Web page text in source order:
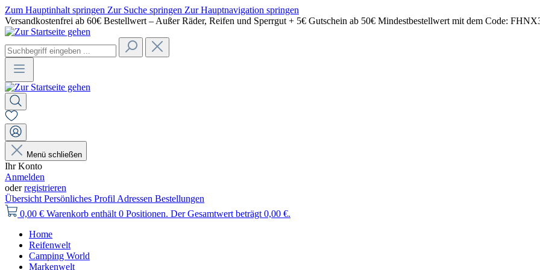
Zum Hauptinhalt springen Zur Suche springen Zur Hauptnavigation springen
Versandkostenfrei ab 60€ Bestellwert – Außer Räder, Reifen und Sperrgut + 5€ Gutschein ab 50€ Mindestbestellwert mit dem Code:
Menü schließen
Ihr Konto
Anmelden
oderregistrieren
Übersicht Persönliches Profil Adressen Bestellungen
0,00 € Warenkorb enthält 0 Positionen. Der Gesamtwert beträgt 0,00 €.
Home
Reifenwelt
Camping World
Markenwelt